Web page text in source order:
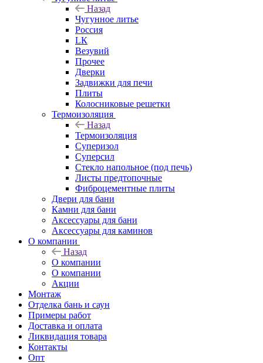
Назад
Чугунное литье
Россия
LК
Везувий
Прочее
Дверки
Задвижки для печи
Плиты
Колосниковые решетки
Термоизоляция
Назад
Термоизоляция
Суперизол
Суперсил
Стекло напольное (под печь)
Листы предтопочные
Фиброцементные плиты
Двери для бани
Камни для бани
Аксессуары для бани
Аксессуары для каминов
О компании
Назад
О компании
О компании
Акции
Монтаж
Отделка бань и саун
Примеры работ
Доставка и оплата
Ликвидация товара
Контакты
Опт